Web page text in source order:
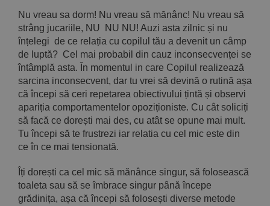
Nu vreau sa dorm! Nu vreau să mănânc! Nu vreau să
strâng jucariile, NU NU NU! Auzi asta zilnic și nu
înțelegi de ce relația cu copilul tău a devenit un câmp
de luptă? Cel mai probabil din cauz inconsecvenței se
întâmplă asta. În momentul in care Copilul realizează
sarcina inconsecvent, dar tu vrei să devină o rutină așa
că începi să ceri repetarea obiectivului țintă și observi
apariția comportamentelor opoziționiste. Cu cât soliciți
să facă ce dorești mai des, cu atât se opune mai mult.
Tu începi să te frustrezi iar relatia cu cel mic este din
ce în ce mai tensionată.
Îți dorești ca cel mic să mănânce singur, să folosească
toaleta sau să se îmbrace singur până începe
grădinița, așa că începi să folosești diverse metode